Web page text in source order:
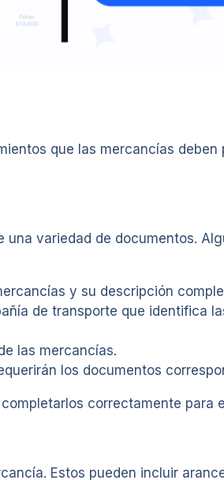
que las mercancías
variedad de documentos.
y su descripción
de transporte que identifica
las mercancías.
los documentos
correctamente para
Estos pueden incluir